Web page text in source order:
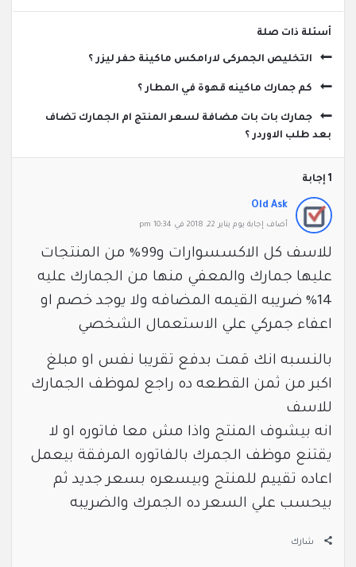
‫أسئلة ذات صلة
التخليص الجمركى لارامكس ماكينة حفر ليزر ؟
كم جمارك ماكينه قهوة في المطار ؟
جمارك بات بات مضافة لسعر المنتج ام الجمارك تضاف
بعد طلب الاوردر ؟
‫1 إجابة
Old Ask
‫أضاف ‫‫إجابة يوم يناير 22, 2018 في 10:34 pm
للاسف كل الاكسسوارات و99% من المنتجات
عليها جمارك والمعفي منها من الجمارك عليه
14% ضريبه القيمه المضافه ولا يوجد خصم او
اعفاء جمركي علي الاستعمال الشخصي
بالنسبه انك قمت بدفع تقريبا نفس او مبلغ
اكبر من ثمن القطعه ده راجع لموظف الجمارك
للاسف
انه بيشوف المنتج واذا مش معا فاتوره او لا
يقتنع موظف الجمرك بالفاتوره المرفقة بيعمل
اعاده تقييم للمنتج وبيسعره بسعر جديد ثم
بيحسب علي السعر ده الجمرك والضريبه
شارك